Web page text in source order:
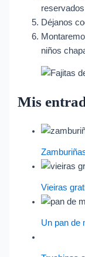
Déjanos
niños
Mis
Vieiras
Un pan de